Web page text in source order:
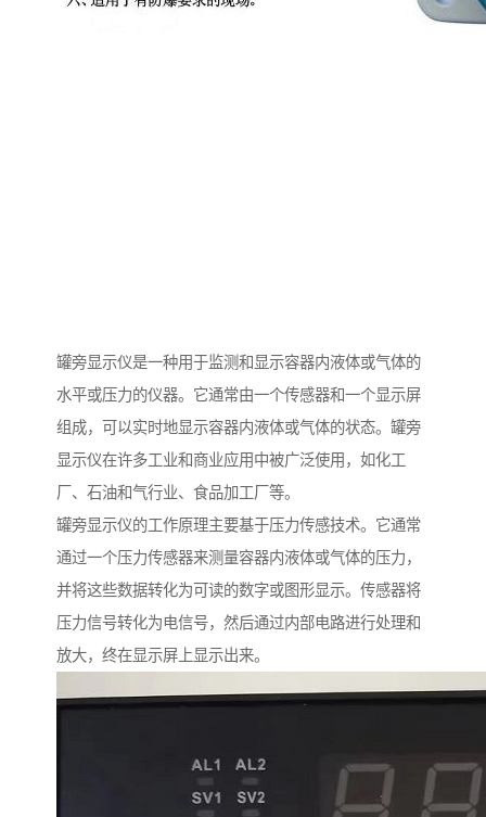
罐旁显示仪是一种用于监测和显示容器内液体或气体的
水平或压力的仪器。它通常由一个传感器和一个显示屏
组成，可以实时地显示容器内液体或气体的状态。罐旁
显示仪在许多工业和商业应用中被广泛使用，如化工
厂、石油和气行业、食品加工厂等。
罐旁显示仪的工作原理主要基于压力传感技术。它通常
通过一个压力传感器来测量容器内液体或气体的压力，
并将这些数据转化为可读的数字或图形显示。传感器将
压力信号转化为电信号，然后通过内部电路进行处理和
放大，终在显示屏上显示出来。